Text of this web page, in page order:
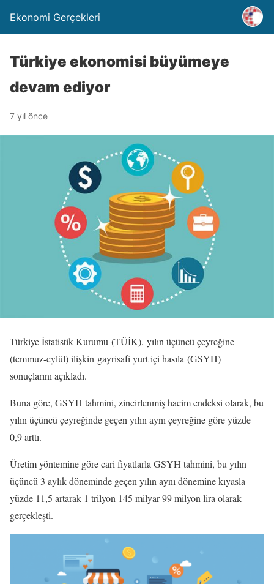
Ekonomi Gerçekleri
Türkiye ekonomisi büyümeye
devam ediyor
7 yıl önce
Türkiye İstatistik Kurumu (TÜİK), yılın üçüncü çeyreğine
(temmuz-eylül) ilişkin gayrisafi yurt içi hasıla (GSYH)
sonuçlarını açıkladı.
Buna göre, GSYH tahmini, zincirlenmiş hacim endeksi olarak, bu
yılın üçüncü çeyreğinde geçen yılın aynı çeyreğine göre yüzde
0,9 arttı.
Üretim yöntemine göre cari fiyatlarla GSYH tahmini, bu yılın
üçüncü 3 aylık döneminde geçen yılın aynı dönemine kıyasla
yüzde 11,5 artarak 1 trilyon 145 milyar 99 milyon lira olarak
gerçekleşti.